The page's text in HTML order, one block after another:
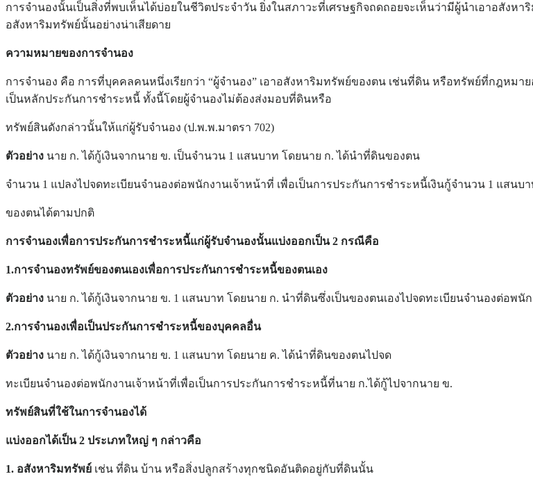
การจำนองนั้นเป็นสิ่งที่พบเห็นได้บ่อยในชีวิตประจำวัน ยิ่งในสภาวะที่เศรษฐกิจถดถอยจะเห็นว่ามีผู้นำเอาอสัง
อสังหาริมทรัพย์นั้นอย่างน่าเสียดาย
ความหมายของการจำนอง
การจำนอง คือ การที่บุคคลคนหนึ่งเรียกว่า “ผู้จำนอง” เอาอสังหาริมทรัพย์ของตน เช่นที่ดิน หรือทรัพย์ที่กฎหมา
เป็นหลักประกันการชำระหนี้ ทั้งนี้โดยผู้จำนองไม่ต้องส่งมอบที่ดินหรือ
ทรัพย์สินดังกล่าวนั้นให้แก่ผู้รับจำนอง (ป.พ.พ.มาตรา 702)
ตัวอย่าง นาย ก. ได้กู้เงินจากนาย ข. เป็นจำนวน 1 แสนบาท โดยนาย ก. ได้นำที่ดินของตน
จำนวน 1 แปลงไปจดทะเบียนจำนองต่อพนักงานเจ้าหน้าที่ เพื่อเป็นการประกันการชำระหนี้เงินกู้จำนวน 1 แส
ของตนได้ตามปกติ
การจำนองเพื่อการประกันการชำระหนี้แก่ผู้รับจำนองนั้นแบ่งออกเป็น2 กรณีคือ
1.การจำนองทรัพย์ของตนเองเพื่อการประกันการชำระหนี้ของตนเอง
ตัวอย่าง นาย ก. ได้กู้เงินจากนาย ข. 1 แสนบาท โดยนาย ก. นำที่ดินซึ่งเป็นของตนเองไปจดทะเบียนจำนองต่อพนั
2.การจำนองเพื่อเป็นประกันการชำระหนี้ของบุคคลอื่น
ตัวอย่าง นาย ก. ได้กู้เงินจากนาย ข. 1 แสนบาท โดยนาย ค. ได้นำที่ดินของตนไปจด
ทะเบียนจำนองต่อพนักงานเจ้าหน้าที่เพื่อเป็นการประกันการชำระหนี้ที่นาย ก.ได้กู้ไปจากนาย ข.
ทรัพย์สินที่ใช้ในการจำนองได้
แบ่งออกได้เป็น2 ประเภทใหญ่ ๆ กล่าวคือ
1. อสังหาริมทรัพย์ เช่น ที่ดิน บ้าน หรือสิ่งปลูกสร้างทุกชนิดอันติดอยู่กับที่ดินนั้น